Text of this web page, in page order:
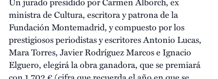
ministra de Cultura, escritora y patrona de la
Fundación Montemadrid, y compuesto por los
prestigiosos periodistas y escritores Antonio Lucas,
Mara Torres, Javier Rodríguez Marcos e Ignacio
Elguero, elegirá la obra ganadora, que se premiará